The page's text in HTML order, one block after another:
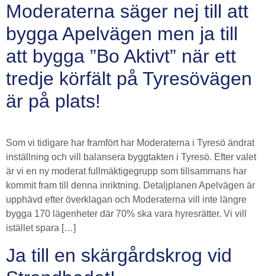
Moderaterna säger nej till att
bygga Apelvägen men ja till
att bygga ”Bo Aktivt” när ett
tredje körfält på Tyresövägen
är på plats!
Som vi tidigare har framfört har Moderaterna i Tyresö ändrat
inställning och vill balansera byggtakten i Tyresö. Efter valet
är vi en ny moderat fullmäktigegrupp som tillsammans har
kommit fram till denna inriktning. Detaljplanen Apelvägen är
upphävd efter överklagan och Moderaterna vill inte längre
bygga 170 lägenheter där 70% ska vara hyresrätter. Vi vill
istället spara […]
Ja till en skärgårdskrog vid